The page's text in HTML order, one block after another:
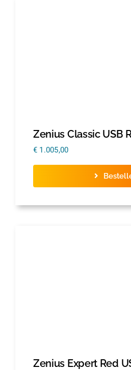
Zenius Classic USB
€ 1.005,00
Zenius Expert Red